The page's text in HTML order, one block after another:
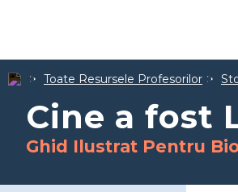
Toate Resursele Profesorilor
Cine a fost
Ghid Ilustrat Pentru